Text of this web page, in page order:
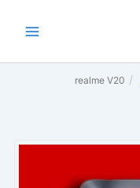
realme V20